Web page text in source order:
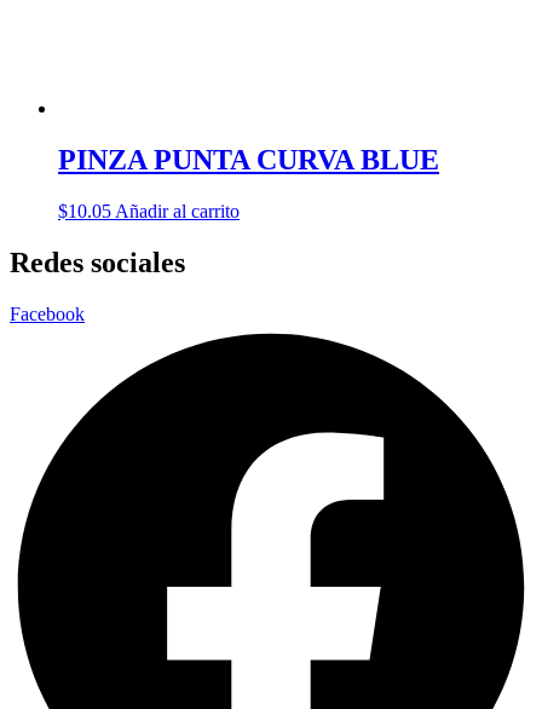
PINZA PUNTA CURVA BLUE
$10.05 Añadir al carrito
Redes sociales
Facebook